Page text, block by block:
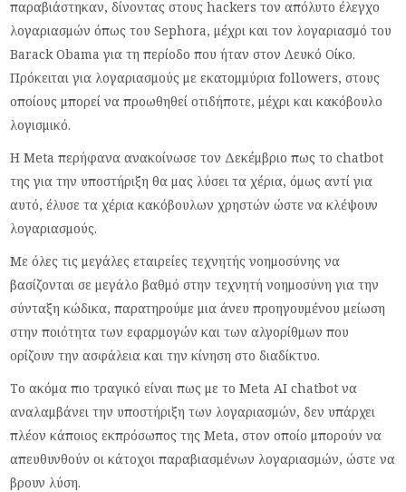
παραβιάστηκαν, δίνοντας στους hackers τον απόλυτο έλεγχο
λογαριασμών όπως του Sephora, μέχρι και τον λογαριασμό του
Barack Obama για τη περίοδο που ήταν στον Λευκό Οίκο.
Πρόκειται για λογαριασμούς με εκατομμύρια followers, στους
οποίους μπορεί να προωθηθεί οτιδήποτε, μέχρι και κακόβουλο
λογισμικό.
Η Meta περήφανα ανακοίνωσε τον Δεκέμβριο πως το chatbot
της για την υποστήριξη θα μας λύσει τα χέρια, όμως αντί για
αυτό, έλυσε τα χέρια κακόβουλων χρηστών ώστε να κλέψουν
λογαριασμούς.
Με όλες τις μεγάλες εταιρείες τεχνητής νοημοσύνης να
βασίζονται σε μεγάλο βαθμό στην τεχνητή νοημοσύνη για την
σύνταξη κώδικα, παρατηρούμε μια άνευ προηγουμένου μείωση
στην ποιότητα των εφαρμογών και των αλγορίθμων που
ορίζουν την ασφάλεια και την κίνηση στο διαδίκτυο.
Το ακόμα πιο τραγικό είναι πως με το Meta AI chatbot να
αναλαμβάνει την υποστήριξη των λογαριασμών, δεν υπάρχει
πλέον κάποιος εκπρόσωπος της Meta, στον οποίο μπορούν να
απευθυνθούν οι κάτοχοι παραβιασμένων λογαριασμών, ώστε να
βρουν λύση.